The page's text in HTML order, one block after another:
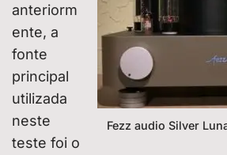
Fezz audio Silver
anteriorm
ente, a
fonte
principal
utilizada
neste
teste foi o